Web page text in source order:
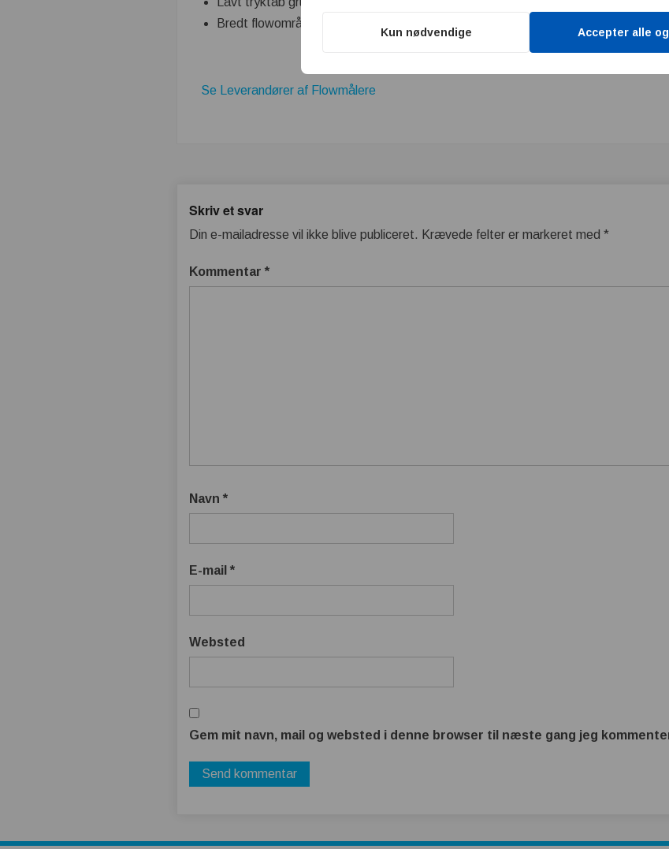
Bredt flowområde.
Se Leverandører af Flowmålere
Skriv et svar
Din e-mailadresse vil ikke blive publiceret. Krævede felter er markeret med*
Kommentar*
Navn*
E-mail*
Websted
Gem mit navn, mail og websted i denne browser til næste gang jeg
Kun nødvendige Accepter alle